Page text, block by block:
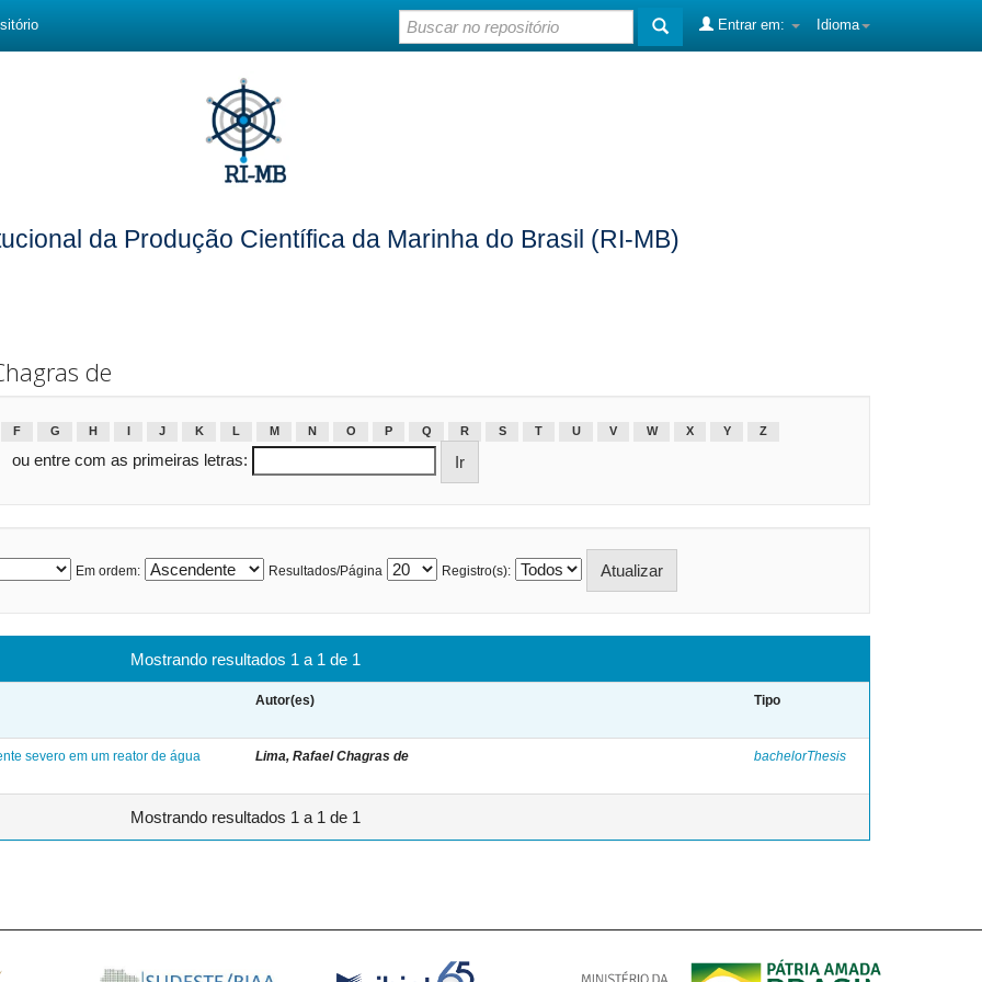
Idioma
Entrar em:
da Produção Científica da Marinha do Brasil (RI-MB)
de
F G H I J K L M N O P Q R S T U V W X Y Z
ou entre com as primeiras letras:
Em ordem: Resultados/Página Registro(s):
Mostrando resultados 1 a 1 de 1
Autor(es) Tipo
severo em um reator de água
Lima, Rafael Chagras de bachelorThesis
Mostrando resultados 1 a 1 de 1